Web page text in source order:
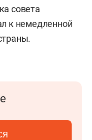
совета
к немедленной